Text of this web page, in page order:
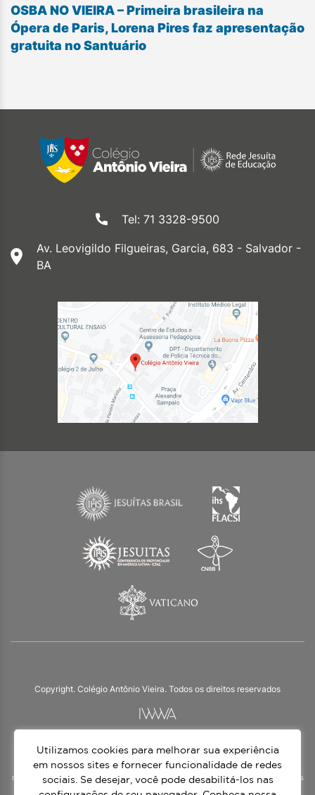
OSBA NO VIEIRA – Primeira brasileira na
Ópera de Paris, Lorena Pires faz apresentação
gratuita no Santuário
Tel: 71 3328-9500
Av. Leovigildo Filgueiras, Garcia, 683 - Salvador -
BA
Copyright. Colégio Antônio Vieira. Todos os direitos reservados
O Colégio Antônio Vieira integra a Rede Jesuíta de Educação, tendo as suas
práticas impulsionadas pelos valores da espiritualidade inaciana – marca da
nossa identidade e das aproximadamente 1500 unidades de ensino, espalhadas
em mais de 60 países. Atendemos a alunos da Educação Infantil à 3ª série do
Utilizamos cookies para melhorar sua experiência
em nossos sites e fornecer funcionalidade de redes
sociais. Se desejar, você pode desabilitá-los nas